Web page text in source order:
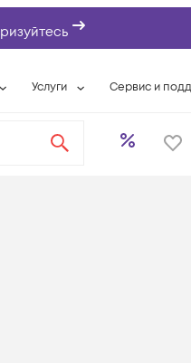
Услуги
Расширенная гарантия
Сервис и
Разовые